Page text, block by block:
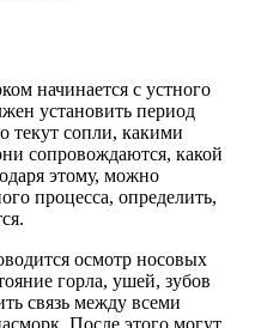
начинается с устного
установить период
текут сопли, какими
сопровождаются, какой
этому, можно
процесса, определить,
осмотр носовых
горла, ушей, зубов
связь между всеми
После этого могут